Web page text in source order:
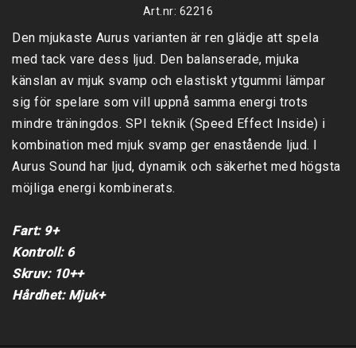
Art.nr: 62216
Den mjukaste Aurus varianten är ren glädje att spela
med tack vare dess ljud. Den balanserade, mjuka
känslan av mjuk svamp och elastiskt ytgummi lämpar
sig för spelare som vill uppnå samma energi trots
mindre träningdos. SPI teknik (Speed ​​Effect Inside) i
kombination med mjuk svamp ger enastående ljud. I
Aurus Sound har ljud, dynamik och säkerhet med högsta
möjliga energi kombinerats.
Fart: 9+
Kontroll: 6
Skruv: 10++
Hårdhet: Mjuk+